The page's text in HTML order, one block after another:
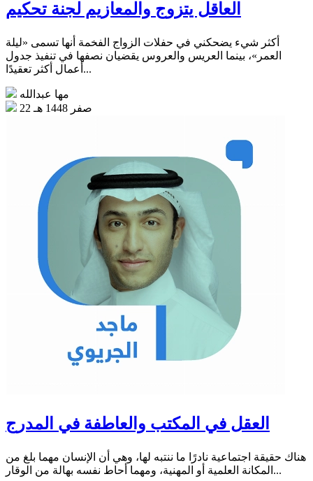
العاقل يتزوج والمعازيم لجنة تحكيم
أكثر شيء يضحكني في حفلات الزواج الفخمة أنها تسمى «ليلة
العمر»، بينما العريس والعروس يقضيان نصفها في تنفيذ جدول
أعمال أكثر تعقيدًا...
مها عبدالله
22 صفر 1448 هـ
العقل في المكتب والعاطفة في المدرج
هناك حقيقة اجتماعية نادرًا ما ننتبه لها، وهي أن الإنسان مهما بلغ من
المكانة العلمية أو المهنية، ومهما أحاط نفسه بهالة من الوقار...